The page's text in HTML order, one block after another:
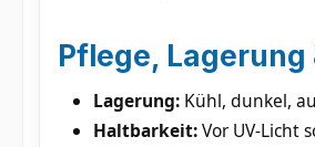
Pflege,
Lagerung: Kühl, dunkel,
Haltbarkeit:Vor UV-Licht